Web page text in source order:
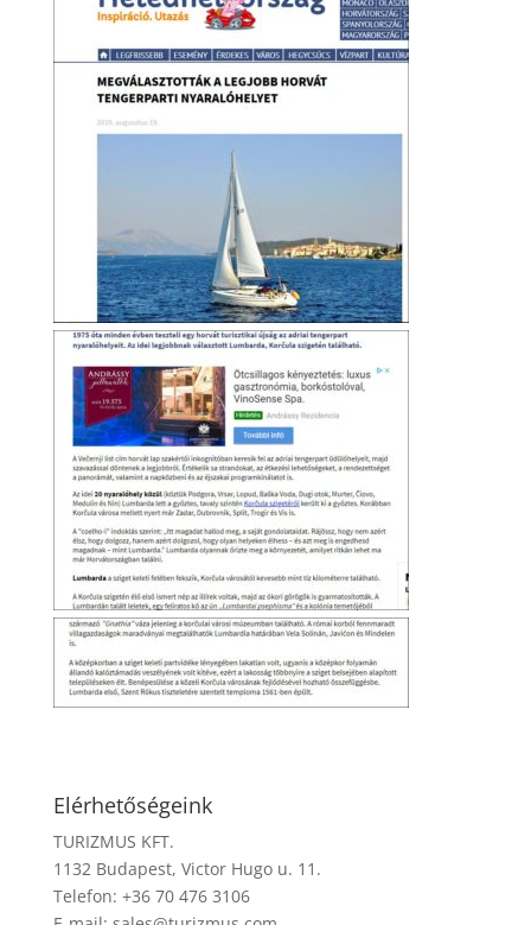
Elérhetőségeink
TURIZMUS KFT.
1132 Budapest, Victor Hugo u. 11.
Telefon: +36 70 476 3106